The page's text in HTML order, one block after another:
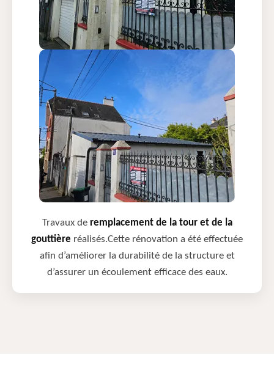
Travaux de remplacement de la tour et de la
gouttière réalisés.Cette rénovation a été effectuée
afin d’améliorer la durabilité de la structure et
d’assurer un écoulement efficace des eaux.